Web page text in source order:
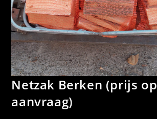
Netzak Berken (prijs op
aanvraag)